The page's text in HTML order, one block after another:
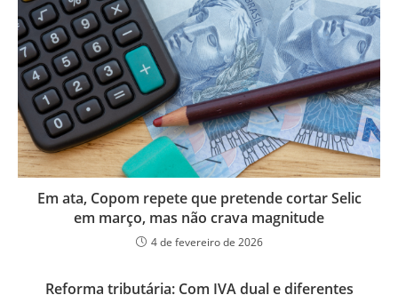
Em ata, Copom repete que pretende cortar Selic
em março, mas não crava magnitude
4 de fevereiro de 2026
Reforma tributária: Com IVA dual e diferentes